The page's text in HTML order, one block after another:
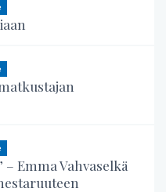
– Emma Vahvaselkä